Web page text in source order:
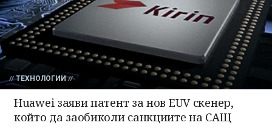
ТЕХНОЛОГИИ
Huawei заяви патент за нов EUV скенер,
който да заобиколи санкциите на САЩ